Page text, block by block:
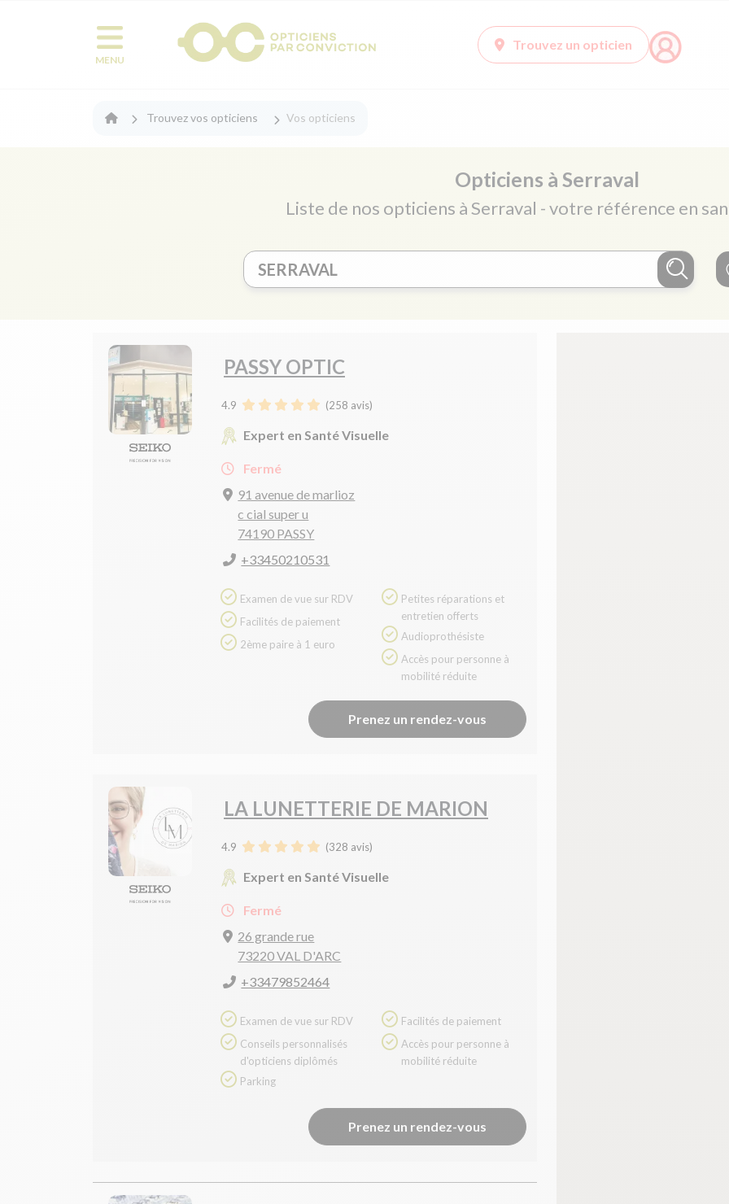
MENU
Trouvez un opticien
Trouvez vos opticiens Vos opticiens
Opticiens à Serraval
Liste de nos opticiens à Serraval - votre référence en
PASSY OPTIC
4.9 (258 avis)
Expert en Santé Visuelle
Fermé
91 avenue de marlioz
c cial super u
74190 PASSY
+33450210531
Examen de vue sur RDV
Facilités de paiement
2ème paire à 1 euro
entretien offerts
Audioprothésiste
mobilité réduite
Prenez un rendez-vous
LA LUNETTERIE DE MARION
4.9 (328 avis)
Expert en Santé Visuelle
Fermé
26 grande rue
73220 VAL D'ARC
+33479852464
Examen de vue sur RDV
d'opticiens diplômés
Parking
Facilités de paiement
mobilité réduite
Prenez un rendez-vous